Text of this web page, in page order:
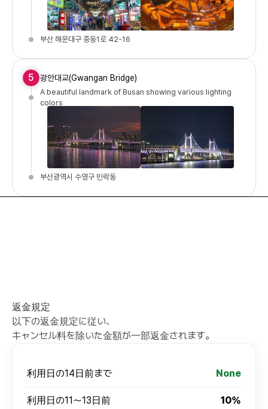
부산 해운대구 중동1로 42-16
5 광안대교(Gwangan Bridge)
A beautiful landmark of Busan showing various lighting
colors
부산광역시 수영구 민락동
返金規定
以下の返金規定に従い、
キャンセル料を除いた金額が一部返金されます。
利用日の14日前まで None
利用日の11～13日前 10%